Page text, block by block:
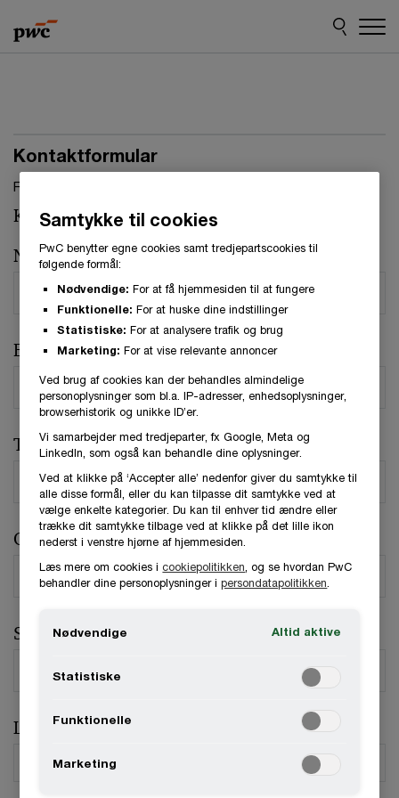
to
content
to
footer
Kontaktformular
Felter, markeret med stjerne, skal udfyldes.(
Kontaktperson:Jens Peter Høgh
Navn*
E-mail*
Telefonnummer
Organisation / Virksomhed
Stilling
Land *
Samtykke til cookies
PwC benytter egne cookies samt tredjepartscookies til
følgende formål:
Nødvendige: For at få hjemmesiden til at fungere
Funktionelle: For at huske dine indstillinger
Statistiske: For at analysere trafik og brug
Marketing: For at vise relevante annoncer
Ved brug af cookies kan der behandles almindelige
personoplysninger som bl.a. IP-adresser, enhedsoplysninger,
browserhistorik og unikke ID’er.
Vi samarbejder med tredjeparter, fx Google, Meta og
LinkedIn, som også kan behandle dine oplysninger.
Ved at klikke på ‘Accepter alle’ nedenfor giver du samtykke til
alle disse formål, eller du kan tilpasse dit samtykke ved at
vælge enkelte kategorier. Du kan til enhver tid ændre eller
trække dit samtykke tilbage ved at klikke på det lille ikon
nederst i venstre hjørne af hjemmesiden.
Læs mere om cookies icookiepolitikken , og se hvordan PwC
behandler dine personoplysninger ipersondatapolitikken
Nødvendige Altid aktive
Statistiske
Funktionelle
Marketing